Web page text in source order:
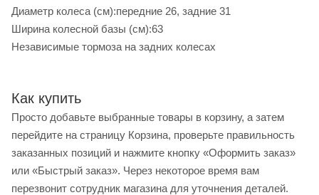
Диаметр колеса (см):передние 26, задние 31
Ширина колесной базы (см):63
Независимые тормоза на задних колесах
Как купить
Просто добавьте выбранные товары в корзину, а затем
перейдите на страницу Корзина, проверьте правильность
заказанных позиций и нажмите кнопку «Оформить заказ»
или «Быстрый заказ». Через некоторое время вам
перезвонит сотрудник магазина для уточнения деталей.